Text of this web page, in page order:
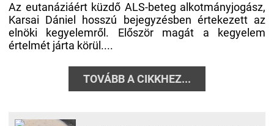
Az eutanáziáért küzdő ALS-beteg alkotmányjogász,
Karsai Dániel hosszú bejegyzésben értekezett az
elnöki kegyelemről. Először magát a kegyelem
értelmét járta körül....
TOVÁBB A CIKKHEZ...